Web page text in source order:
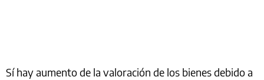
Sí hay aumento de la valoración de los bienes debido a